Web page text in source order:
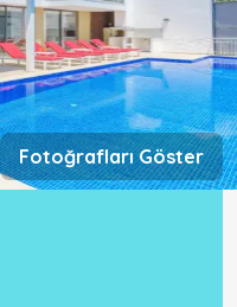
Fotoğrafları Göster